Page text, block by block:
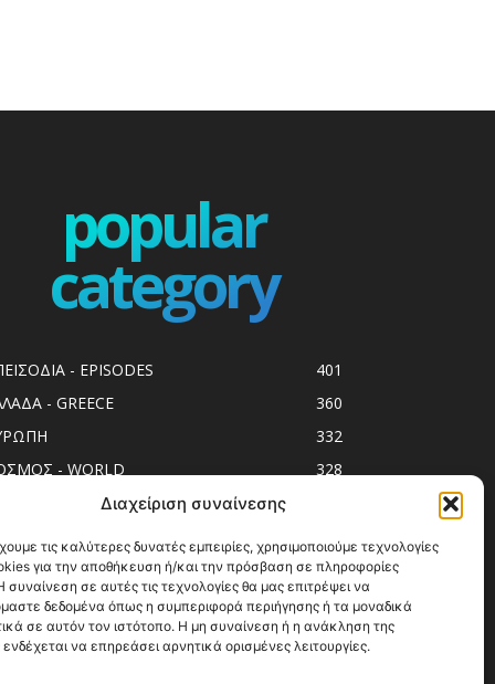
Διαχείριση συναίνεσης
τις καλύτερες δυνατές εμπειρίες, χρησιμοποιούμε τεχνολογίες
για την αποθήκευση ή/και την πρόσβαση σε πληροφορίες
σε αυτές τις τεχνολογίες θα μας επιτρέψει να
δεδομένα όπως η συμπεριφορά περιήγησης ή τα μοναδικά
σε αυτόν τον ιστότοπο. Η μη συναίνεση ή η ανάκληση της
να επηρεάσει αρνητικά ορισμένες λειτουργίες.
popular
category
- EPISODES
401
- GREECE
360
332
- WORLD
328
spots
293
Release
250
246
ΟΔΗΓΟΙ
215